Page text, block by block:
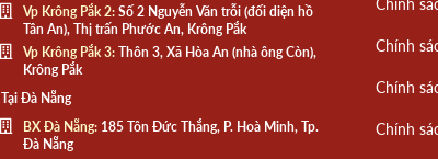
Vp Krông Pắk 2:Số 2 Nguyễn Văn trỗi (đối diện hồ
Tân An), Thị trấn Phước An, Krông Pắk
Vp Krông Pắk 3:Thôn 3, Xã Hòa An (nhà ông Còn),
Krông Pắk
Tại Đà Nẵng
BX Đà Nẵng:185 Tôn Đức Thắng, P. Hoà Minh, Tp.
Đà Nẵng
Chính
Chính
Chính
Chính